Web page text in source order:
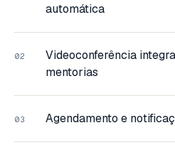
automática
02
Videoconferência
mentorias
03 Agendamento e